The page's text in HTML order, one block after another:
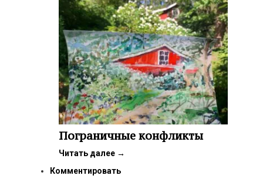
Пограничные конфликты
Читать далее →
Комментировать